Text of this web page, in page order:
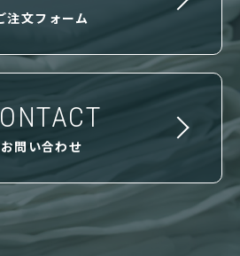
注文フォーム
お問い合わせ